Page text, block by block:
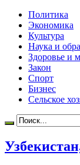
Политика
Экономика
Культура
Наука и
Здоровье и
Закон
Спорт
Бизнес
Сельское